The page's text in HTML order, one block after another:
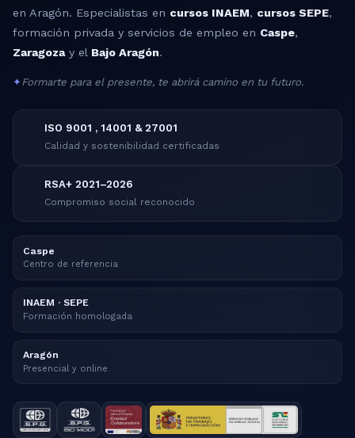
en Aragón. Especialistas en cursos INAEM, cursos SEPE,
formación privada y servicios de empleo en Caspe,
Zaragozay el Bajo Aragón.
✦Formarte para el presente, te abrirá camino en tu futuro.
ISO 9001 , 14001 & 27001
Calidad y sostenibilidad certificadas
RSA+ 2021–2026
Compromiso social reconocido
Caspe
Centro de referencia
INAEM · SEPE
Formación homologada
Aragón
Presencial y online